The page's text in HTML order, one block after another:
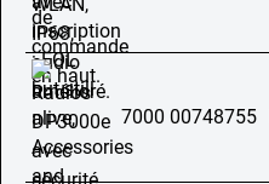
7000 00748755